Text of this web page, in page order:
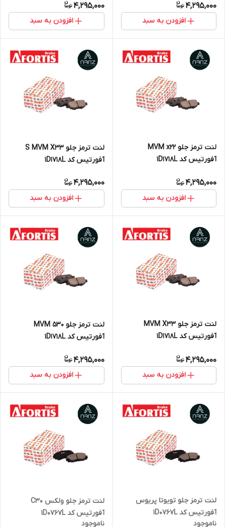
4,295,000
افزودن به سبد
4,295,000
افزودن به سبد
لنت ترمز جلو MVM x22
آفورتیس کد 1D1718L
4,295,000
افزودن به سبد
لنت ترمز جلو S MVM X33
آفورتیس کد 1D1718L
4,295,000
افزودن به سبد
لنت ترمز جلو MVM X33
آفورتیس کد 1D1718L
4,295,000
افزودن به سبد
لنت ترمز جلو MVM 530
آفورتیس کد 1D1718L
4,295,000
افزودن به سبد
لنت ترمز جلو تویوتا پریوس
آفورتیس کد 1D0767L
ناموجود
لنت ترمز جلو ولکس C30
آفورتیس کد 1D0767L
ناموجود